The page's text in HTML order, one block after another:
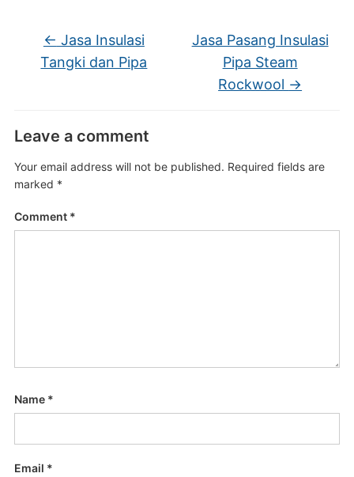
← Jasa Insulasi
Tangki dan Pipa
Jasa Pasang Insulasi
Pipa Steam
Rockwool →
Leave a comment
Your email address will not be published. Required fields are
marked *
Comment *
Name *
Email *